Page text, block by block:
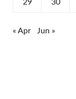
29 30
« Apr Jun »